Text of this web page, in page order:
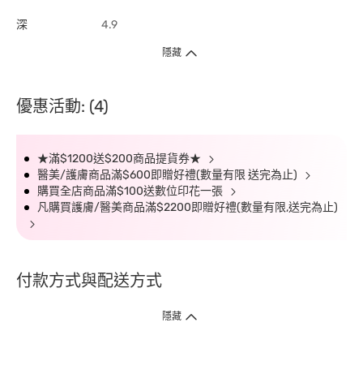
深 4.9
隱藏
優惠活動: (4)
★滿$1200送$200商品提貨券★
醫美/護膚商品滿$600即贈好禮(數量有限 送完為止)
購買全店商品滿$100送數位印花一張
凡購買護膚/醫美商品滿$2200即贈好禮(數量有限,送完為止)
付款方式與配送方式
隱藏